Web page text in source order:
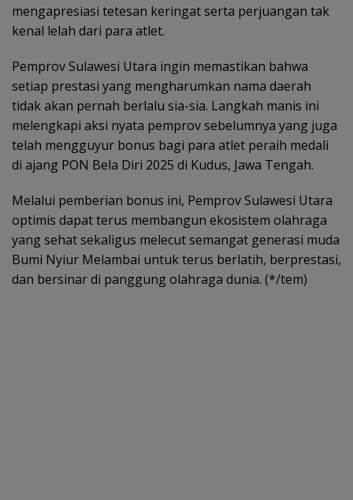
mengapresiasi tetesan keringat serta perjuangan tak
kenal lelah dari para atlet.
Pemprov Sulawesi Utara ingin memastikan bahwa
setiap prestasi yang mengharumkan nama daerah
tidak akan pernah berlalu sia-sia. Langkah manis ini
melengkapi aksi nyata pemprov sebelumnya yang juga
telah mengguyur bonus bagi para atlet peraih medali
di ajang PON Bela Diri 2025 di Kudus, Jawa Tengah.
Melalui pemberian bonus ini, Pemprov Sulawesi Utara
optimis dapat terus membangun ekosistem olahraga
yang sehat sekaligus melecut semangat generasi muda
Bumi Nyiur Melambai untuk terus berlatih, berprestasi,
dan bersinar di panggung olahraga dunia. (*/tem)